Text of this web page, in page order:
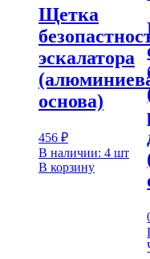
Щетка
эскалатора
основа)
456 ₽
В наличии: 4 шт
В корзину